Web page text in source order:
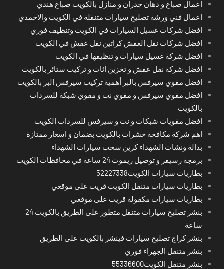
اعمال صباغ و دهان جدران و منازل بالكويت صباغ هندي
اعمال فني ورشة تصليح سيارات متنقلة في الكويت والاحمدي
افضل شركات غسيل السيارات في الكويت وتنظيف فوري
افضل شركات نقل العفش كراتين نقل عفش في الكويت
افضل شركة غسيل سيارات و تنظيفها في الكويت
افضل شركة نقل عفش و تخزين اثاث و تركيب ستائر بالكويت
افضل مقوي سيرفس بالبر أهمية تركيب سيرفس البر بالكويت
افضل مقوي سيرفس و مقوي نت و مقوي شبكة للسرداب
بالكويت
افضل مقويات شبكات و نت و سيرفس للسرداب الكويت
اهم شركة مكافحة حشرات بالكويت بضمان و اسعار ممتازة
بدالة ونشات الشهداء كرين سحب سيارات الشهداء
برمجة رسيفر و توصيل ريموت 24 ساعة في محافظات الكويت
بطاريات سيارات الكويت52227338
بطاريات سيارات متنقل الكويت قريب على موقعي
بطاريات سيارات مكفولة قريب على موقعي
بنشر تصليح سيارات متنقل متطور على الطريق بالكويت 24
ساعة
بنشر كراج تصليح سيارات فينشر بالكويت على الطريق
بنشر متنقل الجهراء فوري
بنشر متنقل الكويت55336600